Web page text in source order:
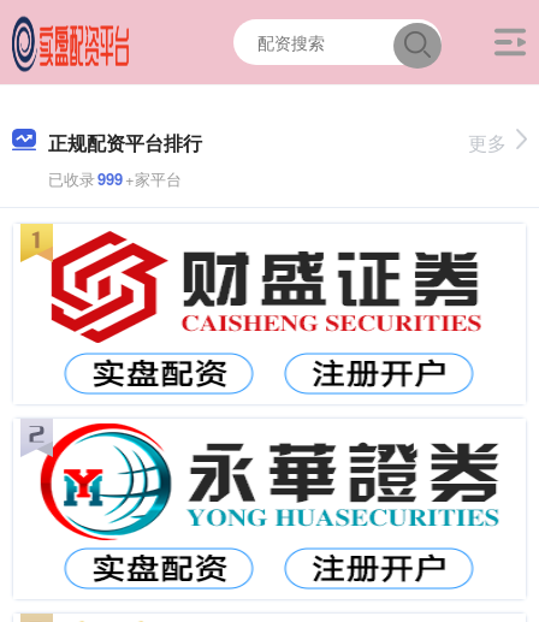
正规配资平台排行
已收录999+家平台
更多